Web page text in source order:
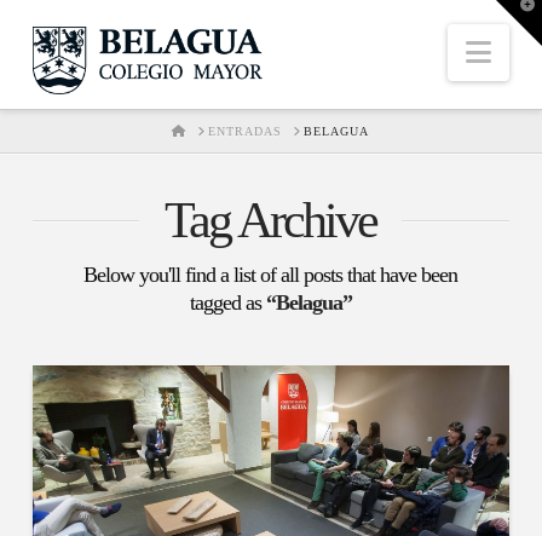
HOMEENTRADAS BELAGUA
Tag Archive
Below you'll find a list of all posts that have been
tagged as “Belagua”